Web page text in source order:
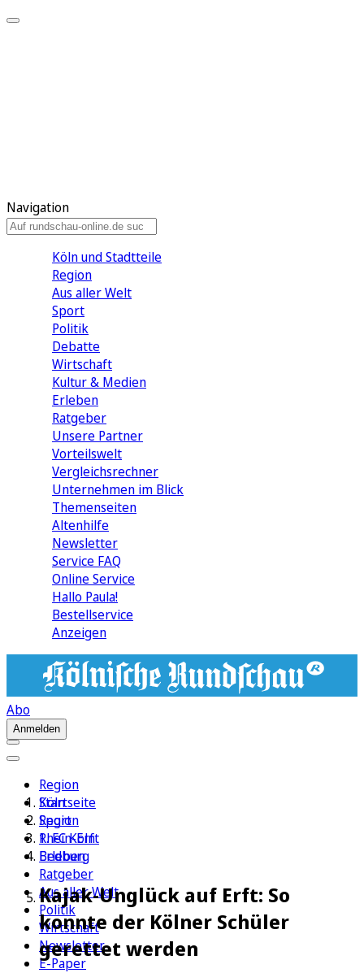
Navigation
Köln und Stadtteile
Region
Aus aller Welt
Sport
Politik
Debatte
Wirtschaft
Kultur & Medien
Erleben
Ratgeber
Unsere Partner
Vorteilswelt
Vergleichsrechner
Unternehmen im Blick
Themenseiten
Altenhilfe
Newsletter
Service FAQ
Online Service
Hallo Paula!
Bestellservice
Anzeigen
Abo
Anmelden
Region
Köln
Sport
1. FC Köln
Erleben
Ratgeber
Aus aller Welt
Politik
Wirtschaft
Newsletter
E-Paper
Startseite
Region
Rhein-Erft
Bedburg
Kajak-Unglück auf Erft: So
konnte der Kölner Schüler
gerettet werden